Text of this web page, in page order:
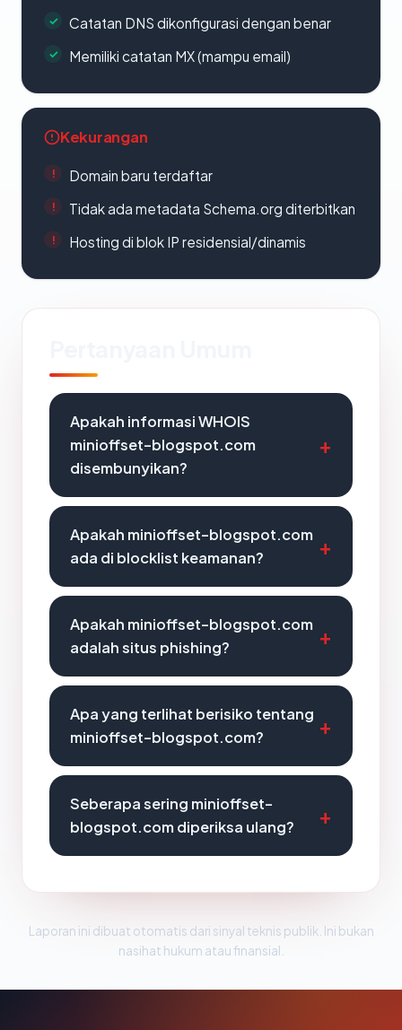
Catatan DNS dikonfigurasi dengan benar
Memiliki catatan MX (mampu email)
Kekurangan
Domain baru terdaftar
Tidak ada metadata Schema.org diterbitkan
Hosting di blok IP residensial/dinamis
Apakah informasi WHOIS
minioffset-blogspot.com
disembunyikan?
Apakah minioffset-blogspot.com
ada di blocklist keamanan?
Apakah minioffset-blogspot.com
adalah situs phishing?
Apa yang terlihat berisiko tentang
minioffset-blogspot.com?
Seberapa sering minioffset-
blogspot.com diperiksa ulang?
Laporan ini dibuat otomatis dari sinyal teknis publik. Ini bukan
nasihat hukum atau finansial.